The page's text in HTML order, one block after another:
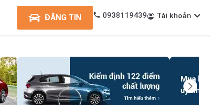
ĐĂNG TIN 0938119439 Tài khoản